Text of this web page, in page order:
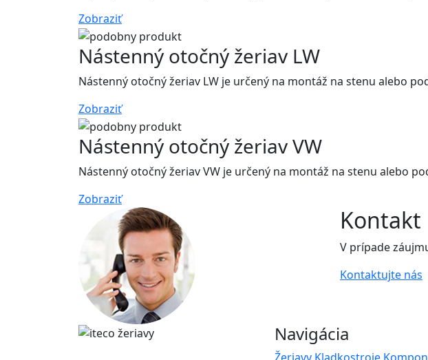
Zobraziť
Nástenný otočný žeriav LW
Nástenný otočný žeriav LW je určený na montáž na stenu alebo
Zobraziť
Nástenný otočný žeriav VW
Nástenný otočný žeriav VW je určený na montáž na stenu alebo
Zobraziť
Kontakt
V prípade
Kontaktujte nás
Navigácia